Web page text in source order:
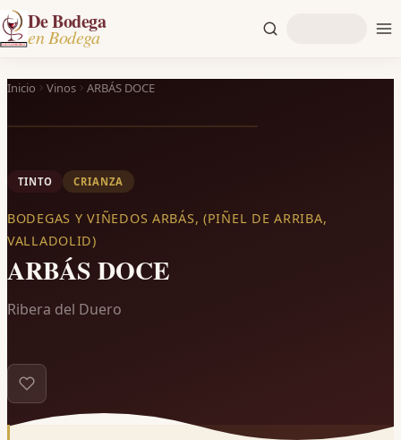
De Bodega
en Bodega
Inicio Vinos ARBÁS DOCE
TINTO CRIANZA
BODEGAS Y VIÑEDOS ARBÁS, (PIÑEL DE ARRIBA,
VALLADOLID)
ARBÁS DOCE
Ribera del Duero